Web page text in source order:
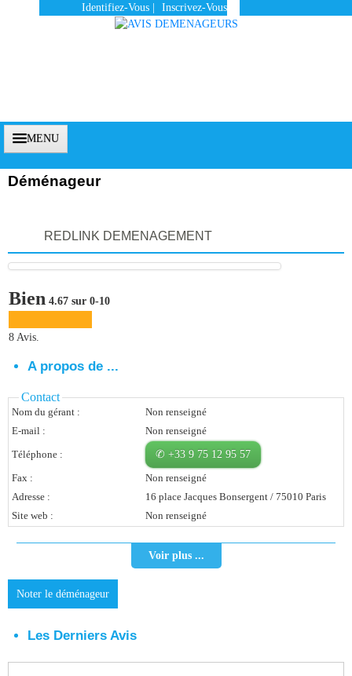
Identifiez-Vous Inscrivez-Vous
MENU
Vous Êtes Un Client
Qui Sommes-Nous ?
Pourquoi Nous Faire Confiance ?
Vous Êtes Une Société
Comment Ça Marche ?
Quels Bénéfices Pour Ma Société ?
Témoignages Adhérents
Comment S’inscrire ?
Déménageur
REDLINK DEMENAGEMENT
Bien 4.67 sur 0-10
8 Avis.
A propos de ...
Contact
Nom du gérant :
Non renseigné
E-mail :
Non renseigné
Téléphone :
✆ +33 9 75 12 95 57
Fax :
Non renseigné
Adresse :
16 place Jacques Bonsergent / 75010 Paris
Site web :
Non renseigné
Voir plus ...
Noter le déménageur
Les Derniers Avis